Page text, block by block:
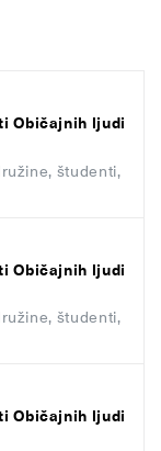
Običajnih ljudi
študenti,
Običajnih ljudi
študenti,
Običajnih ljudi